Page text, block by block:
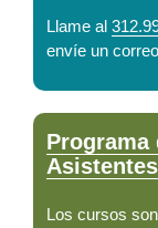
Llame al
envíe un
Los cursos